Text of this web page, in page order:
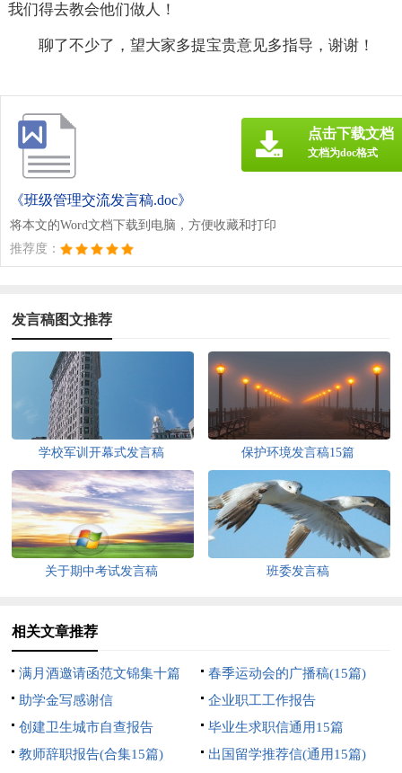
我们得去教会他们做人！
聊了不少了，望大家多提宝贵意见多指导，谢谢！
《班级管理交流发言稿.doc》
将本文的Word文档下载到电脑，方便收藏和打印
推荐度：
点击下载文档
文档为doc格式
发言稿图文推荐
学校军训开幕式发言稿 保护环境发言稿15篇
关于期中考试发言稿 班委发言稿
相关文章推荐
满月酒邀请函范文锦集十篇
春季运动会的广播稿(15篇)
助学金写感谢信
企业职工工作报告
创建卫生城市自查报告
毕业生求职信通用15篇
教师辞职报告(合集15篇)
出国留学推荐信(通用15篇)